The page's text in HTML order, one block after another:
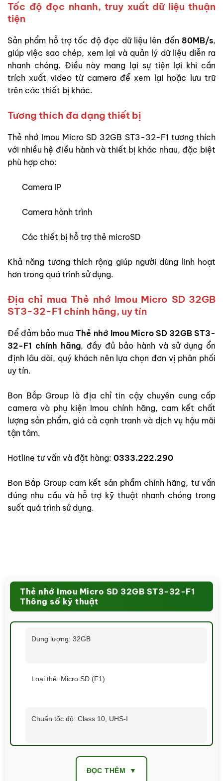
Tốc độ đọc nhanh, truy xuất dữ liệu thuận
tiện
Sản phẩm hỗ trợ tốc độ đọc dữ liệu lên đến 80MB/s,
giúp việc sao chép, xem lại và quản lý dữ liệu diễn ra
nhanh chóng. Điều này mang lại sự tiện lợi khi cần
trích xuất video từ camera để xem lại hoặc lưu trữ
trên các thiết bị khác.
Tương thích đa dạng thiết bị
Thẻ nhớ Imou Micro SD 32GB ST3-32-F1 tương thích
với nhiều hệ điều hành và thiết bị khác nhau, đặc biệt
phù hợp cho:
Camera IP
Camera hành trình
Các thiết bị hỗ trợ thẻ microSD
Khả năng tương thích rộng giúp người dùng linh hoạt
hơn trong quá trình sử dụng.
Địa chỉ mua Thẻ nhớ Imou Micro SD 32GB
ST3-32-F1 chính hãng, uy tín
Để đảm bảo muaThẻ nhớ Imou Micro SD 32GB ST3-
32-F1 chính hãng, đầy đủ bảo hành và sử dụng ổn
định lâu dài, quý khách nên lựa chọn đơn vị phân phối
uy tín.
Bon Bắp Group là địa chỉ tin cậy chuyên cung cấp
camera và phụ kiện Imou chính hãng, cam kết chất
lượng sản phẩm, giá cả cạnh tranh và dịch vụ hậu mãi
tận tâm.
Hotline tư vấn và đặt hàng: 0333.222.290
Bon Bắp Group cam kết sản phẩm chính hãng, tư vấn
đúng nhu cầu và hỗ trợ kỹ thuật nhanh chóng trong
suốt quá trình sử dụng.
Thẻ nhớ Imou Micro SD 32GB ST3-32-F1
Thông số kỹ thuật
Dung lượng: 32GB
Loại thẻ: Micro SD (F1)
Chuẩn tốc độ: Class 10, UHS-I
Tốc độ đọc: Lên đến 80MB/s
ĐỌC THÊM